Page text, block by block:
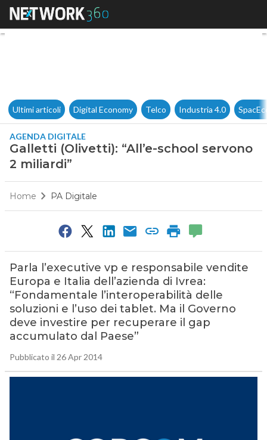
Galletti (Olivetti): “All’e-
Ultimi articoli Digital Economy Telco Industria 4.0
AGENDA DIGITALE
Galletti (Olivetti): “All’e-school servono
2 miliardi”
Home PA Digitale
Parla l’executive vp e responsabile vendite
Europa e Italia dell’azienda di Ivrea:
“Fondamentale l’interoperabilità delle
soluzioni e l’uso dei tablet. Ma il Governo
deve investire per recuperare il gap
accumulato dal Paese”
Pubblicato il 26 Apr 2014